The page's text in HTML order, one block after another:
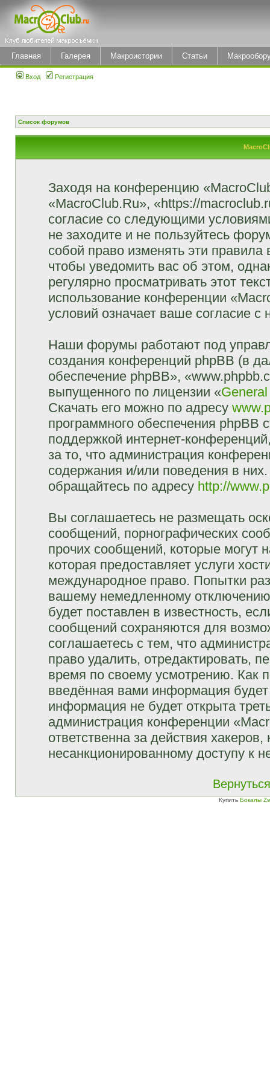
Главная Галерея Макроистории Статьи
Вход Регистрация
Список форумов
Заходя на конференцию
«MacroClub.Ru», «https://
согласие со следующими
не заходите и не пользуйтесь
собой право изменять эти
чтобы уведомить вас об этом,
регулярно просматривать этот
использование конференции
условий означает ваше согласие с
Наши форумы работают под
создания конференций phpBB (в
обеспечение phpBB»,
выпущенного по лицензии «
Скачать его можно по адресу
программного обеспечения phpBB
поддержкой интернет-
за то, что администрация
содержания и/или поведения в
обращайтесь по адресу http://
Вы соглашаетесь не размещать
сообщений, порнографических
прочих сообщений, которые могут
которая предоставляет услуги
международное право. Попытки
вашему немедленному
будет поставлен в известность,
сообщений сохраняются для
соглашаетесь с тем, что
право удалить, отредактировать,
время по своему усмотрению. Как
введённая вами информация
информация не будет открыта
администрация конференции
ответственна за действия
несанкционированному доступу к
Купить Бокалы